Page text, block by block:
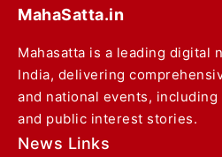
MahaSatta.in
Mahasatta is a leading digital
India, delivering
and national events,
and public interest stories.
News Links